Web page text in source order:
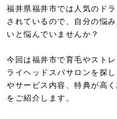
福井県福井市では人気のド
されているので、自分の悩
いと悩んでいませんか？
今回は福井市で育毛やスト
ライヘッドスパサロンを探
やサービス内容、特典が高
をご紹介します。